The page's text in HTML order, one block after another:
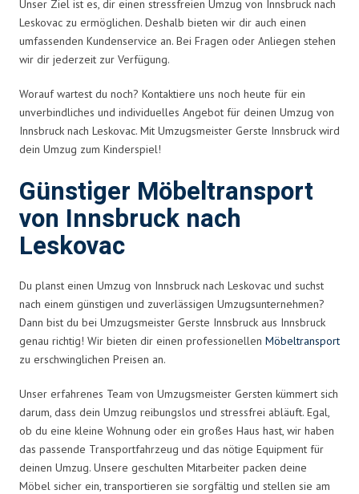
Unser Ziel ist es, dir einen stressfreien Umzug von Innsbruck nach
Leskovac zu ermöglichen. Deshalb bieten wir dir auch einen
umfassenden Kundenservice an. Bei Fragen oder Anliegen stehen
wir dir jederzeit zur Verfügung.
Worauf wartest du noch? Kontaktiere uns noch heute für ein
unverbindliches und individuelles Angebot für deinen Umzug von
Innsbruck nach Leskovac. Mit Umzugsmeister Gerste Innsbruck wird
dein Umzug zum Kinderspiel!
Günstiger Möbeltransport
von Innsbruck nach
Leskovac
Du planst einen Umzug von Innsbruck nach Leskovac und suchst
nach einem günstigen und zuverlässigen Umzugsunternehmen?
Dann bist du bei Umzugsmeister Gerste Innsbruck aus Innsbruck
genau richtig! Wir bieten dir einen professionellen Möbeltransport
zu erschwinglichen Preisen an.
Unser erfahrenes Team von Umzugsmeister Gersten kümmert sich
darum, dass dein Umzug reibungslos und stressfrei abläuft. Egal,
ob du eine kleine Wohnung oder ein großes Haus hast, wir haben
das passende Transportfahrzeug und das nötige Equipment für
deinen Umzug. Unsere geschulten Mitarbeiter packen deine
Möbel sicher ein, transportieren sie sorgfältig und stellen sie am